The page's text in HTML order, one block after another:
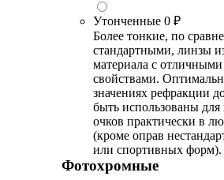
Утонченные 0 ₽
Более тонкие, по
стандартными, линзы
материала с
свойствами.
значениях рефракции
быть использованы для
очков практически в
(кроме оправ
или спортивных форм).
Фотохромные